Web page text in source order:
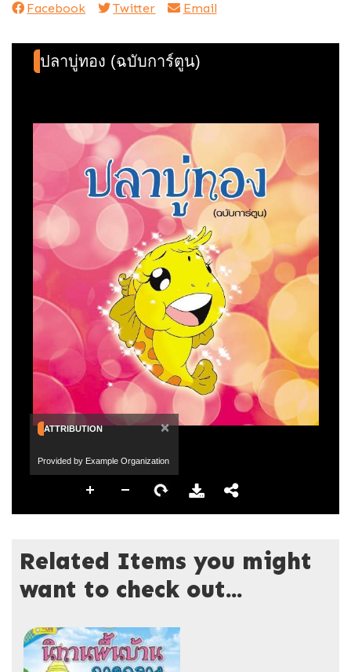
Facebook Twitter Email
ปลาบู่ทอง (ฉบับการ์ตูน)
ATTRIBUTION ×
Provided by Example Organization
Related Items you might
want to check out...